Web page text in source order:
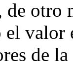
de otro
valor
de